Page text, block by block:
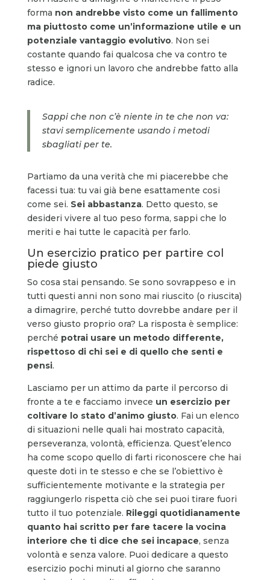
forma non andrebbe visto come un fallimento
ma piuttosto come un’informazione utile e un
potenziale vantaggio evolutivo. Non sei
costante quando fai qualcosa che va contro te
stesso e ignori un lavoro che andrebbe fatto alla
radice.
Sappi che non c’è niente in te che non va:
stavi semplicemente usando i metodi
sbagliati per te.
Partiamo da una verità che mi piacerebbe che
facessi tua: tu vai già bene esattamente cosi
come sei. Sei abbastanza. Detto questo, se
desideri vivere al tuo peso forma, sappi che lo
meriti e hai tutte le capacità per farlo.
Un esercizio pratico per partire col
piede giusto
So cosa stai pensando. Se sono sovrappeso e in
tutti questi anni non sono mai riuscito (o riuscita)
a dimagrire, perché tutto dovrebbe andare per il
verso giusto proprio ora? La risposta è semplice:
perché potrai usare un metodo differente,
rispettoso di chi sei e di quello che senti e
pensi.
Lasciamo per un attimo da parte il percorso di
fronte a te e facciamo invece un esercizio per
coltivare lo stato d’animo giusto. Fai un elenco
di situazioni nelle quali hai mostrato capacità,
perseveranza, volontà, efficienza. Quest’elenco
ha come scopo quello di farti riconoscere che hai
queste doti in te stesso e che se l’obiettivo è
sufficientemente motivante e la strategia per
raggiungerlo rispetta ciò che sei puoi tirare fuori
tutto il tuo potenziale. Rileggi quotidianamente
quanto hai scritto per fare tacere la vocina
interiore che ti dice che sei incapace, senza
volontà e senza valore. Puoi dedicare a questo
esercizio pochi minuti al giorno che saranno